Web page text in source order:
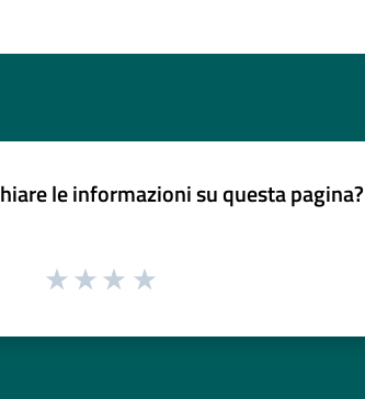
le informazioni su questa pagina?